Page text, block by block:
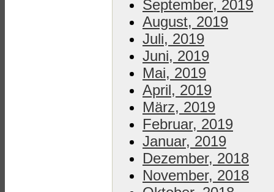
September, 2019
August, 2019
Juli, 2019
Juni, 2019
Mai, 2019
April, 2019
März, 2019
Februar, 2019
Januar, 2019
Dezember, 2018
November, 2018